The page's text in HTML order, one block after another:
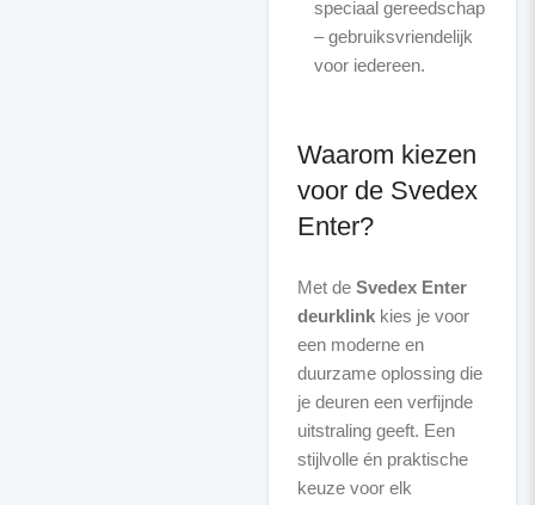
speciaal gereedschap
– gebruiksvriendelijk
voor iedereen.
Waarom kiezen
voor de Svedex
Enter?
Met de Svedex Enter
deurklinkkies je voor
een moderne en
duurzame oplossing die
je deuren een verfijnde
uitstraling geeft. Een
stijlvolle én praktische
keuze voor elk